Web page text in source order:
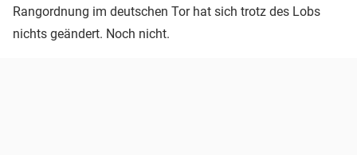
Rangordnung im deutschen Tor hat sich trotz des Lobs
nichts geändert. Noch nicht.